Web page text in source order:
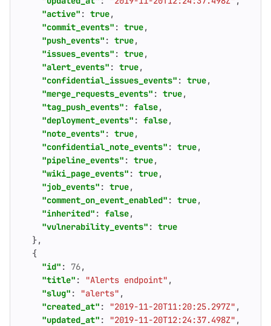
"active" : true,
"commit_events" : true,
"push_events" : true,
"issues_events" : true,
"alert_events" : true,
"confidential_issues_events" : true,
"merge_requests_events" : true,
"tag_push_events" : false,
"deployment_events" : false,
"note_events" : true,
"confidential_note_events" : true,
"pipeline_events" : true,
"wiki_page_events" : true,
"job_events" : true,
"comment_on_event_enabled" : true,
"inherited" : false,
"vulnerability_events" : true
},
{
"id" : 76,
"title" : "Alerts endpoint" ,
"slug" : "alerts" ,
"created_at" : "2019-11-20T11:20:25.297Z" ,
"updated_at" : "2019-11-20T12:24:37.498Z" ,